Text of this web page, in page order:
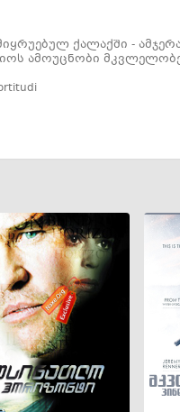
ქალაქში -
ამოუცნობი